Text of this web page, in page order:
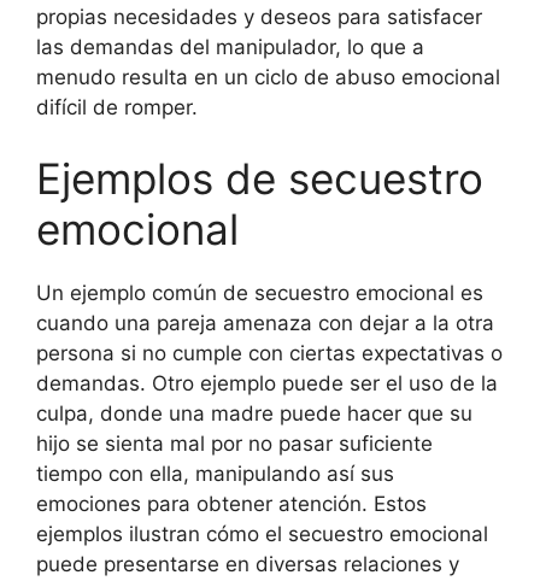
propias necesidades y deseos para satisfacer
las demandas del manipulador, lo que a
menudo resulta en un ciclo de abuso emocional
difícil de romper.
Ejemplos de secuestro
emocional
Un ejemplo común de secuestro emocional es
cuando una pareja amenaza con dejar a la otra
persona si no cumple con ciertas expectativas o
demandas. Otro ejemplo puede ser el uso de la
culpa, donde una madre puede hacer que su
hijo se sienta mal por no pasar suficiente
tiempo con ella, manipulando así sus
emociones para obtener atención. Estos
ejemplos ilustran cómo el secuestro emocional
puede presentarse en diversas relaciones y